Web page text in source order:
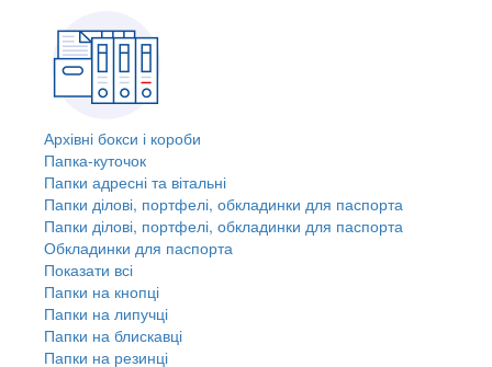
Архівні бокси і короби
Папка-куточок
Папки адресні та вітальні
Папки ділові, портфелі, обкладинки для паспорта
Папки ділові, портфелі, обкладинки для паспорта
Обкладинки для паспорта
Показати всі
Папки на кнопці
Папки на липучці
Папки на блискавці
Папки на резинці